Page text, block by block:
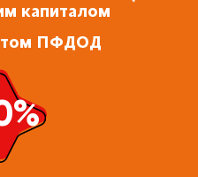
капиталом
ПФДОД